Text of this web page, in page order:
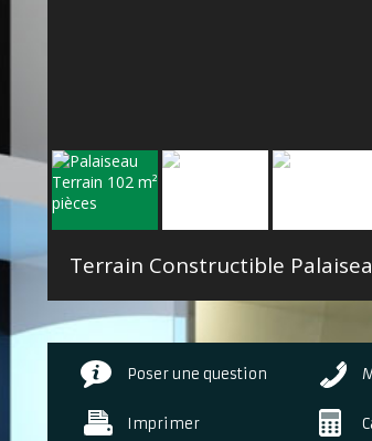
Terrain Constructible
Poser une question
Imprimer